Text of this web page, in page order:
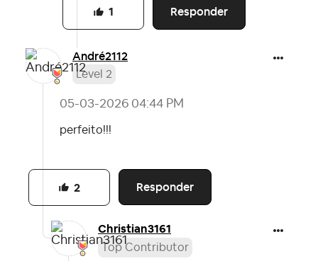
Responder
1
André2112
Level 2
‎05-03-2026 04:44 PM
perfeito!!!
Responder
2
Christian3161
Top Contributor